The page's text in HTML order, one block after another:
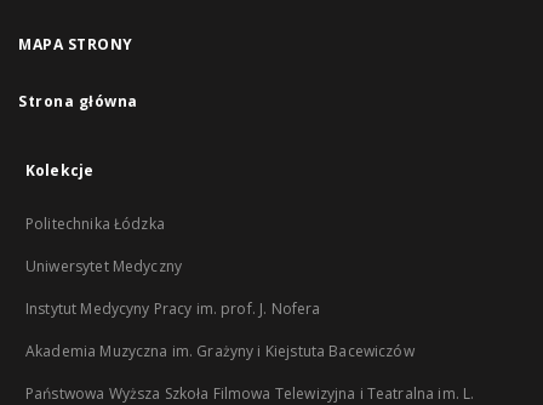
MAPA STRONY
Strona główna
Kolekcje
Politechnika Łódzka
Uniwersytet Medyczny
Instytut Medycyny Pracy im. prof. J. Nofera
Akademia Muzyczna im. Grażyny i Kiejstuta Bacewiczów
Państwowa Wyższa Szkoła Filmowa Telewizyjna i Teatralna im. L.